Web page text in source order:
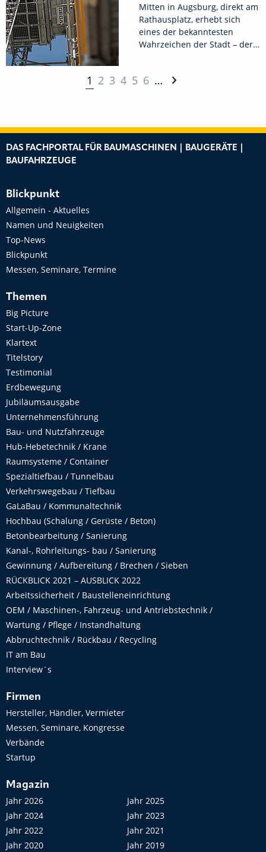
Mitten in Augsburg, direkt am
Rathausplatz, erhebt sich
eines der bekanntesten
Wahrzeichen der Stadt – der…
1 2 3 4 5 6 …
DAS FACHPORTAL FÜR BAUMASCHINEN | BAUGERÄTE |
BAUFAHRZEUGE
Blickpunkt
Allgemein - Aktuelles
Namen und Neuigkeiten
Top-News
Blickpunkt
Messen, Seminare, Termine
Themen
Big Picture
Start-Up-Zone
Klartext
Titelstory
Testimonial
Erdbewegung
Jubiläumsausgabe
Unternehmensführung
Bau- und Nutzfahrzeuge
Hub-Hebetechnik / Krane
Raumsysteme / Container
Spezialtiefbau / Tunnelbau
Verkehrswegebau / Tiefbau
GaLaBau / Kommunaltechnik
Hochbau (Schalung / Gerüste / Beton)
Betonbearbeitung / Sanierung
Kanal-, Rohrleitungs- bau / Sanierung
Gewinnung / Aufbereitung / Brechen / Sieben
RÜCKBLICK 2021 – AUSBLICK 2022
Arbeitssicherheit / Baustelleneinrichtung
OEM / Maschinen-, Fahrzeug- und Antriebstechnik /
Wartung / Pflege / Instandhaltung
Abbruchtechnik / Rückbau / Recycling
IT am Bau
Interview´s
Firmen
Hersteller, Händler, Vermieter
Messen, Seminare, Kongresse
Verbände
Startup
Magazin
Jahr 2026
Jahr 2025
Jahr 2024
Jahr 2023
Jahr 2022
Jahr 2021
Jahr 2020
Jahr 2019